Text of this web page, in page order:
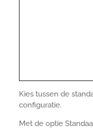
Kies tussen de
configuratie.
Met de optie